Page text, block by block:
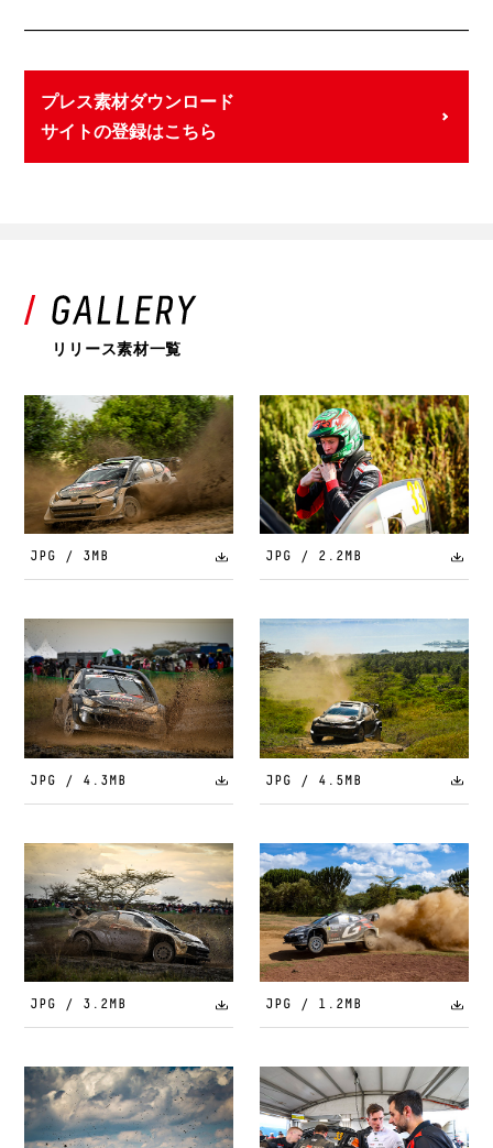
プレス素材ダウンロード
サイトの登録はこちら
リリース素材一覧
JPG / 3MB JPG / 2.2MB
JPG / 4.3MB JPG / 4.5MB
JPG / 3.2MB JPG / 1.2MB